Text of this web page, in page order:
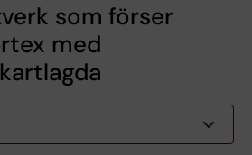
som förser
med